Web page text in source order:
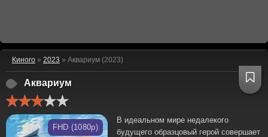
Киного » 2023 » Аквариум (2023)
Аквариум
FHD (1080p)
В идеальном мире недалекого
будущего образцовый герой совершает